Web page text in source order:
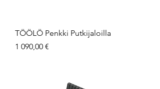
TÖÖLÖ Penkki Putkijaloilla
Hinta
1 090,00 €